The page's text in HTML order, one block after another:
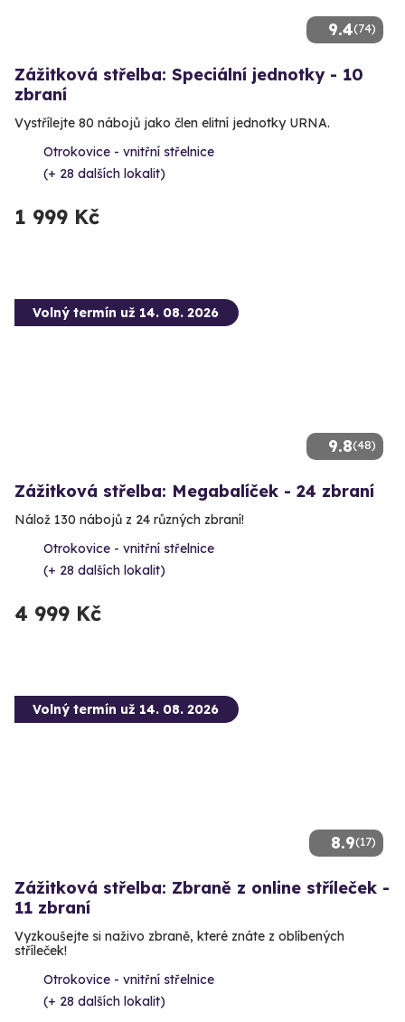
9.4(74)
Zážitková střelba: Speciální jednotky - 10
zbraní
Vystřílejte 80 nábojů jako člen elitní jednotky URNA.
Otrokovice - vnitřní střelnice
(+ 28 dalších lokalit)
1 999 Kč
9.8(48)
Volný termín už 14. 08. 2026
Zážitková střelba: Megabalíček - 24 zbraní
Nálož 130 nábojů z 24 různých zbraní!
Otrokovice - vnitřní střelnice
(+ 28 dalších lokalit)
4 999 Kč
8.9(17)
Volný termín už 14. 08. 2026
Zážitková střelba: Zbraně z online stříleček -
11 zbraní
Vyzkoušejte si naživo zbraně, které znáte z oblíbených
stříleček!
Otrokovice - vnitřní střelnice
(+ 28 dalších lokalit)